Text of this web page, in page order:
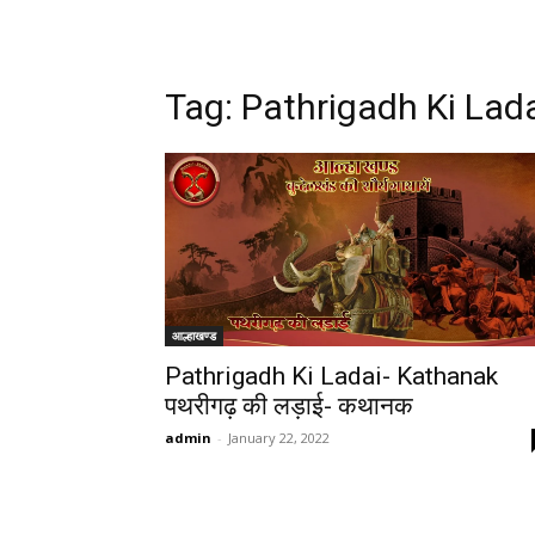
Tag: Pathrigadh Ki
आल्हाखण्ड
Pathrigadh Ki Ladai- Kathanak
पथरीगढ़ की लड़ाई- कथानक
admin - January 22, 2022